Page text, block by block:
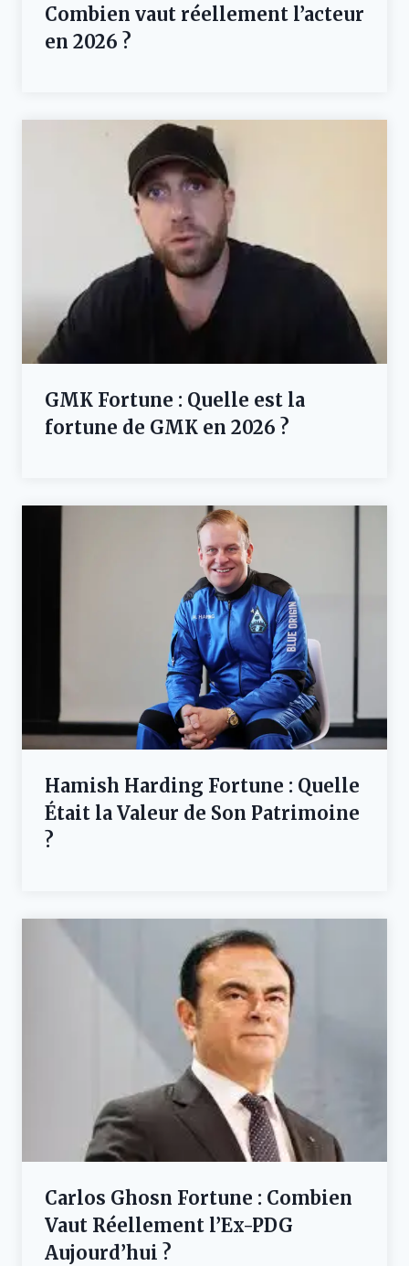
Combien vaut réellement l’acteur
en 2026 ?
GMK Fortune : Quelle est la
fortune de GMK en 2026 ?
Hamish Harding Fortune : Quelle
Était la Valeur de Son Patrimoine
?
Carlos Ghosn Fortune : Combien
Vaut Réellement l’Ex-PDG
Aujourd’hui ?